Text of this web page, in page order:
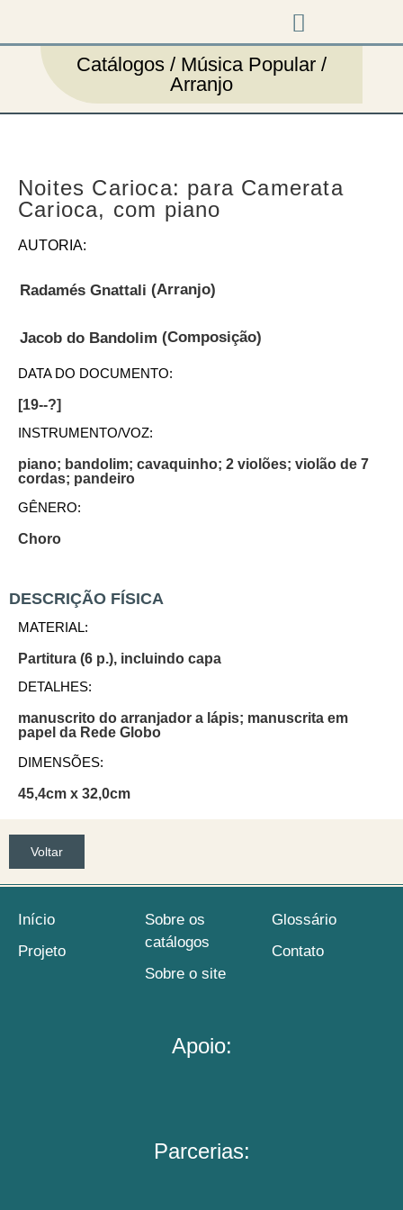
Catálogos / Música Popular /
Arranjo
Noites Carioca: para Camerata
Carioca, com piano
AUTORIA:
Radamés Gnattali (Arranjo)
Jacob do Bandolim (Composição)
DATA DO DOCUMENTO:
[19--?]
INSTRUMENTO/VOZ:
piano; bandolim; cavaquinho; 2 violões; violão de 7
cordas; pandeiro
GÊNERO:
Choro
DESCRIÇÃO FÍSICA
MATERIAL:
Partitura (6 p.), incluindo capa
DETALHES:
manuscrito do arranjador a lápis; manuscrita em
papel da Rede Globo
DIMENSÕES:
45,4cm x 32,0cm
Voltar
Início
Projeto
Sobre os
catálogos
Sobre o site
Glossário
Contato
Apoio:
Parcerias: